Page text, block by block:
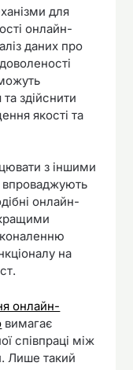
для
онлайн-
даних про
здійснити
якості та
з іншими
впроваджують
онлайн-
на
онлайн-
вимагає
співпраці між
Лише такий